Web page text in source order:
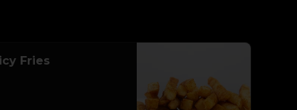
Fries